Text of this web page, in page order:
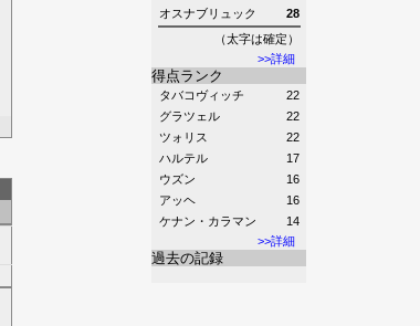
>>詳細
オスナブリュック
28
（太字は確定）
得点ランク
>>詳細
タバコヴィッチ
22
グラツェル
22
ツォリス
22
ハルテル
17
ウズン
16
アッヘ
16
ケナン・カラマン
14
過去の記録